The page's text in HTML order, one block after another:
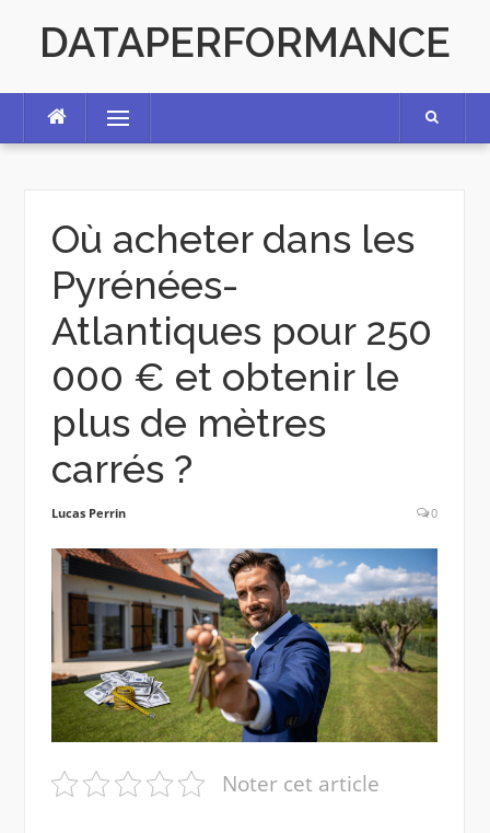
contentDATAPERFORMANCE
Menu
Où acheter dans les
Pyrénées-
Atlantiques pour 250
000 € et obtenir le
plus de mètres
carrés ?
Lucas Perrin 0
Noter cet article